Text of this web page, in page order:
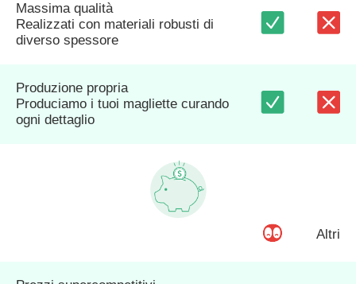
Massima qualità
Realizzati con materiali robusti di
diverso spessore
Produzione propria
Produciamo i tuoi magliette curando
ogni dettaglio
Altri